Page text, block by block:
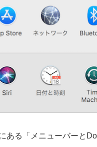
ある「メニューバーと